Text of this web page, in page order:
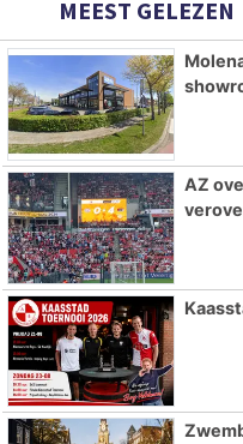
MEEST GELEZEN
AZ